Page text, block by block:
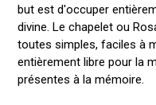
but est d'occuper
divine. Le chapelet ou
toutes simples, faciles à
entièrement libre pour la
présentes à la mémoire.